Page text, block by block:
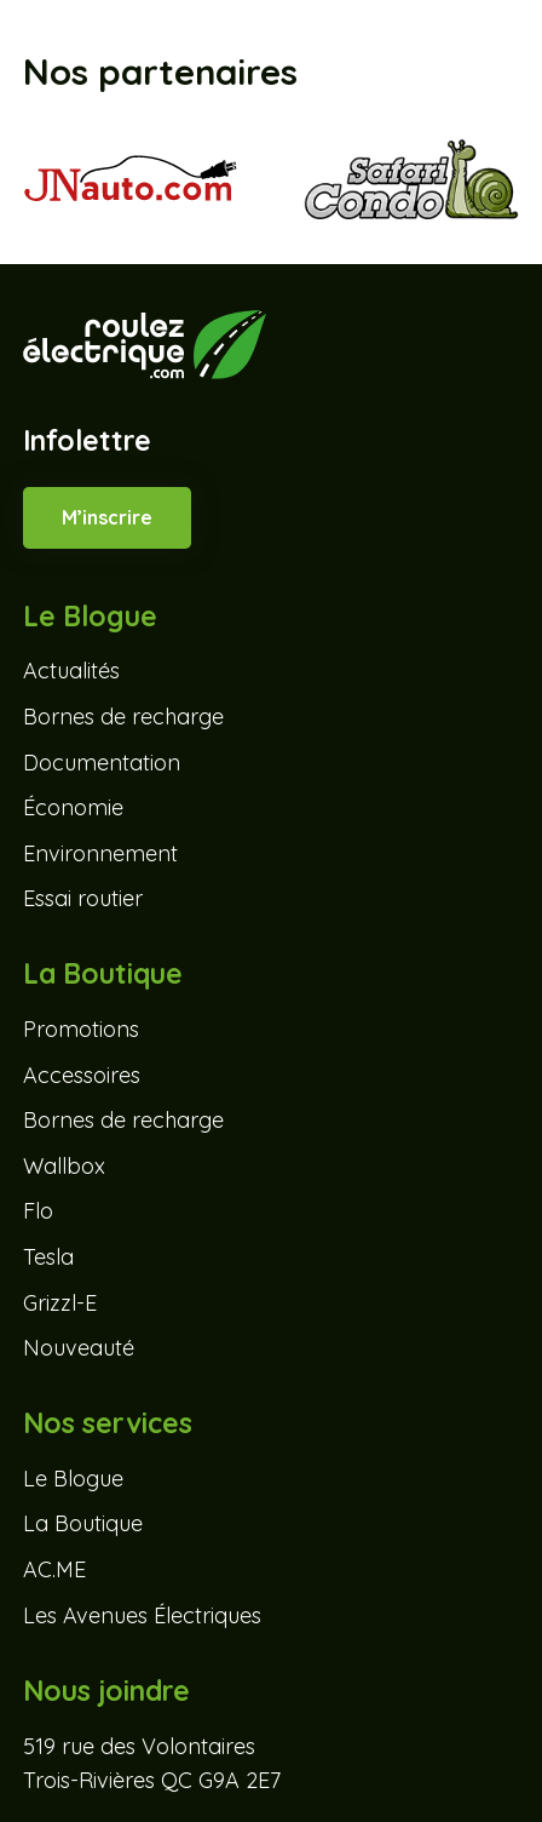
Nos partenaires
Infolettre
M’inscrire
Le Blogue
Actualités
Bornes de recharge
Documentation
Économie
Environnement
Essai routier
La Boutique
Promotions
Accessoires
Bornes de recharge
Wallbox
Flo
Tesla
Grizzl-E
Nouveauté
Nos services
Le Blogue
La Boutique
AC.ME
Les Avenues Électriques
Nous joindre
519 rue des Volontaires
Trois-Rivières QC G9A 2E7